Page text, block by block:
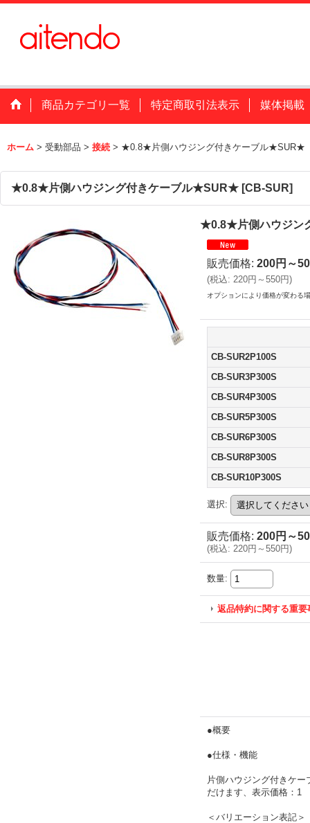
商品カテゴリ一覧 特定商取引法表示 媒体掲載
ホーム > 受動部品 > 接続 > ★0.8★片側ハウジング付きケーブル★SUR★
★0.8★片側ハウジング付きケーブル★SUR★ [CB-SUR]
★0.8★片側ハウジン
販売価格: 200円～
(税込: 220円～550円)
オプションにより価格が変わる
CB-SUR2P100S
CB-SUR3P300S
CB-SUR4P300S
CB-SUR5P300S
CB-SUR6P300S
CB-SUR8P300S
CB-SUR10P300S
選択:
販売価格: 200円～
(税込: 220円～550円)
数量:
返品特約に関する重要
●概要
●仕様・機能
片側ハウジング付きケー
だけます、表示価格：1
＜バリエーション表記＞